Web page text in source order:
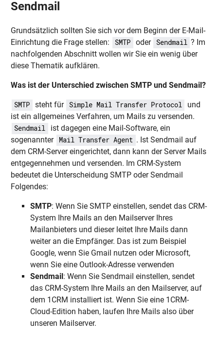
Sendmail
Grundsätzlich sollten Sie sich vor dem Beginn der E-Mail-
Einrichtung die Frage stellen:
SMTP oder Sendmail ? Im
nachfolgenden Abschnitt wollen wir Sie ein wenig über
diese Thematik aufklären.
Was ist der Unterschied zwischen SMTP und Sendmail?
SMTP steht für Simple Mail Transfer Protocol
und
ist ein allgemeines Verfahren, um Mails zu versenden.
Sendmail
ist dagegen eine Mail-Software, ein
sogenannter
Mail Transfer Agent . Ist Sendmail auf
dem CRM-Server eingerichtet, dann kann der Server Mails
entgegennehmen und versenden. Im CRM-System
bedeutet die Unterscheidung SMTP oder Sendmail
Folgendes:
SMTP: Wenn Sie SMTP einstellen, sendet das CRM-
System Ihre Mails an den Mailserver Ihres
Mailanbieters und dieser leitet Ihre Mails dann
weiter an die Empfänger. Das ist zum Beispiel
Google, wenn Sie Gmail nutzen oder Microsoft,
wenn Sie eine Outlook-Adresse verwenden
Sendmail : Wenn Sie Sendmail einstellen, sendet
das CRM-System Ihre Mails an den Mailserver, auf
dem 1CRM installiert ist. Wenn Sie eine 1CRM-
Cloud-Edition haben, laufen Ihre Mails also über
unseren Mailserver.